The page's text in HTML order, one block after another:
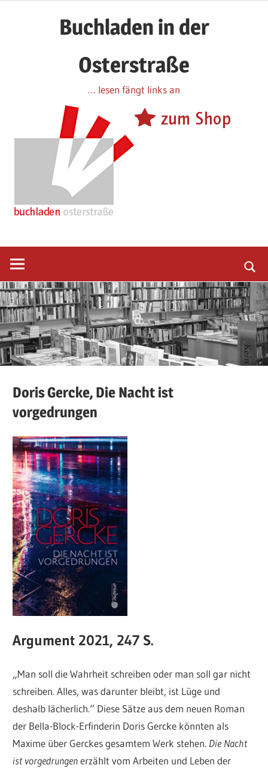
Buchladen in der
Osterstraße
… lesen fängt links an
DorisGercke, Die Nacht ist
vorgedrungen
Argument 2021, 247 S.
„Man soll die Wahrheit schreiben oder man soll gar nicht
schreiben. Alles, was darunter bleibt, ist Lüge und
deshalb lächerlich.“ Diese Sätze aus dem neuen Roman
der Bella-Block-Erfinderin Doris Gercke könnten als
Maxime über Gerckes gesamtem Werk stehen. Die Nacht
ist vorgedrungenerzählt vom Arbeiten und Leben der